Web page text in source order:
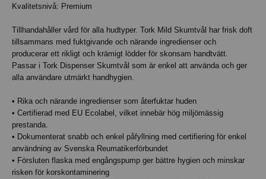
Kvalitetsnivå: Premium
Tillhandahåller vård för alla hudtyper. Tork Mild Skumtvål har frisk doft
tillsammans med fuktgivande och närande ingredienser och
producerar ett rikligt och krämigt lödder för skonsam handtvätt.
Passar i Tork Dispenser Skumtvål som är enkel att använda och ger
alla användare utmärkt handhygien.
• Rika och närande ingredienser som återfuktar huden
• Certifierad med EU Ecolabel, vilket innebär hög miljömässig
prestanda.
• Dokumenterat snabb och enkel påfyllning med certifiering för enkel
användning av Svenska Reumatikerförbundet
• Försluten flaska med engångspump ger bättre hygien och minskar
risken för korskontaminering